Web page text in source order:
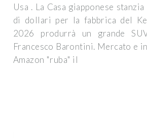
Usa . La Casa giapponese
di dollari per la fabbrica del
2026 produrrà un grande
Francesco Barontini. Mercato e
Amazon "ruba" il